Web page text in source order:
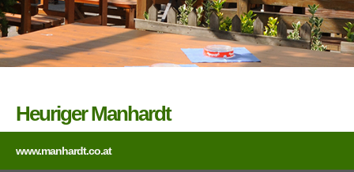
Heuriger Manhardt
www.manhardt.co.at